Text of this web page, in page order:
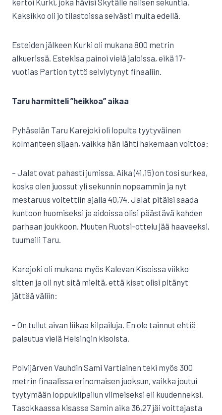
kertoi Kurki, joka hävisi Skytälle nelisen sekuntia.
Kaksikko oli jo tilastoissa selvästi muita edellä.
Esteiden jälkeen Kurki oli mukana 800 metrin
alkuerissä. Estekisa painoi vielä jaloissa, eikä 17-
vuotias Partion tyttö selviytynyt finaaliin.
Taru harmitteli ”heikkoa” aikaa
Pyhäselän Taru Karejoki oli lopulta tyytyväinen
kolmanteen sijaan, vaikka hän lähti hakemaan voittoa:
– Jalat ovat pahasti jumissa. Aika (41,15) on tosi surkea,
koska olen juossut yli sekunnin nopeammin ja nyt
mestaruus voitettiin ajalla 40,74. Jalat pitäisi saada
kuntoon huomiseksi ja aidoissa olisi päästävä kahden
parhaan joukkoon. Muuten Ruotsi-ottelu jää haaveeksi,
tuumaili Taru.
Karejoki oli mukana myös Kalevan Kisoissa viikko
sitten ja oli nyt sitä mieltä, että kisat olisi pitänyt
jättää väliin:
– On tullut aivan liikaa kilpailuja. En ole tainnut ehtiä
palautua vielä Helsingin kisoista.
Polvijärven Vauhdin Sami Vartiainen teki myös 300
metrin finaalissa erinomaisen juoksun, vaikka joutui
tyytymään loppukilpailun viimeiseksi eli kuudenneksi.
Tasokkaassa kisassa Samin aika 36,27 jäi voittajasta